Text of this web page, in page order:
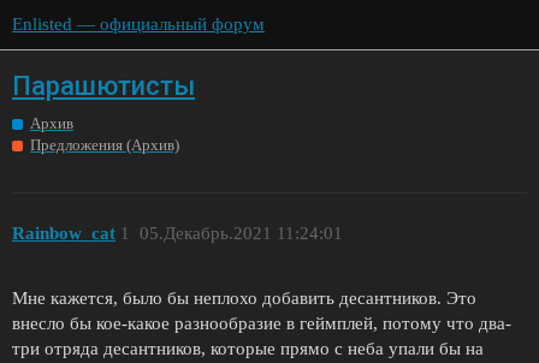
Enlisted — официальный форум
Парашютисты
Архив
Предложения (Архив)
Rainbow_cat 05.Декабрь.2021 11:24:01
1
Мне кажется, было бы неплохо добавить десантников. Это
внесло бы кое-какое разнообразие в геймплей, потому что два-
три отряда десантников, которые прямо с неба упали бы на